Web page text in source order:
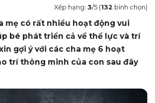
Xếp hạng: 3/5 (132 bình chọn)
mẹ có rất nhiều hoạt động vui
bé phát triển cả về thể lực và trí
gợi ý với các cha mẹ 6 hoạt
trí thông minh của con sau đây